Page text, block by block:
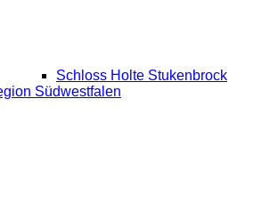
Schloss Holte Stukenbrock
Südwestfalen